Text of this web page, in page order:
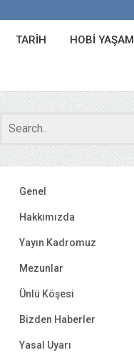
TARIH HOBI YAŞAM
Genel
Hakkımızda
Yayın Kadromuz
Mezunlar
Ünlü Köşesi
Bizden Haberler
Yasal Uyarı